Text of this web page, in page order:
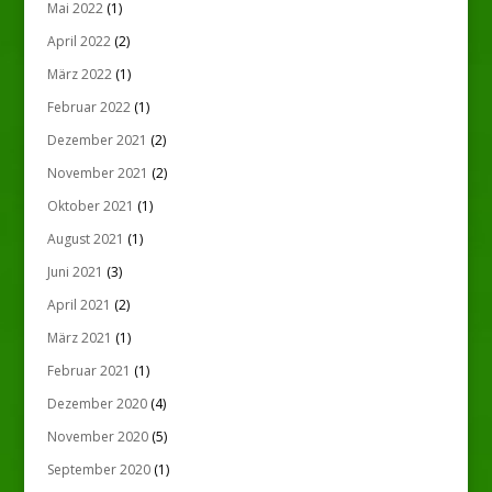
Mai 2022(1)
April 2022(2)
März 2022(1)
Februar 2022(1)
Dezember 2021 (2)
November 2021 (2)
Oktober 2021 (1)
August 2021 (1)
Juni 2021 (3)
April 2021 (2)
März 2021 (1)
Februar 2021 (1)
Dezember 2020(4)
November 2020(5)
September 2020(1)